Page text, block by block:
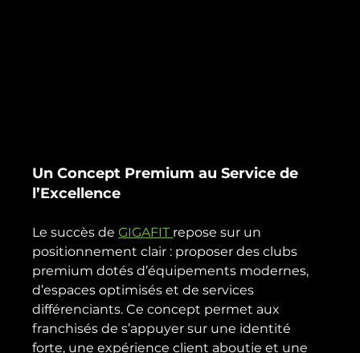
Un Concept Premium au Service de
l’Excellence
Le succès de GIGAFIT repose sur un
positionnement clair : proposer des clubs
premium dotés d’équipements modernes,
d’espaces optimisés et de services
différenciants. Ce concept permet aux
franchisés de s’appuyer sur une identité
forte, une expérience client aboutie et une